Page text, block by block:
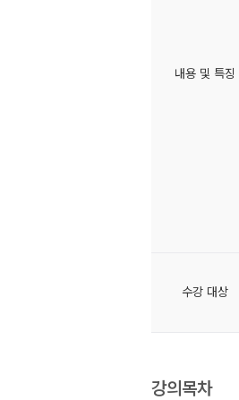
내용 및 특징
수강 대상
강의목차